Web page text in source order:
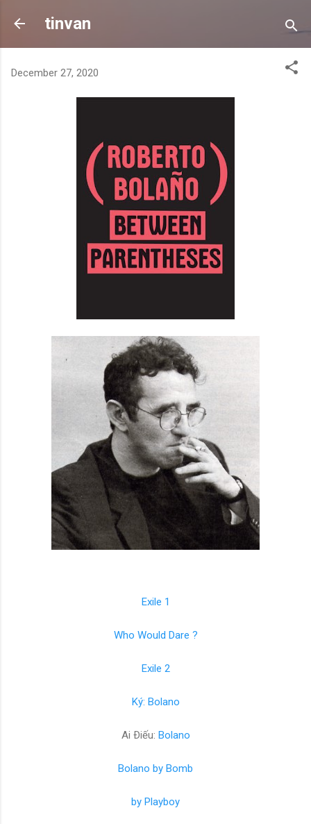
tinvan
December 27, 2020
Exile 1
Who Would Dare ?
Exile 2
Ký: Bolano
Ai Ðiếu: Bolano
Bolano by Bomb
by Playboy